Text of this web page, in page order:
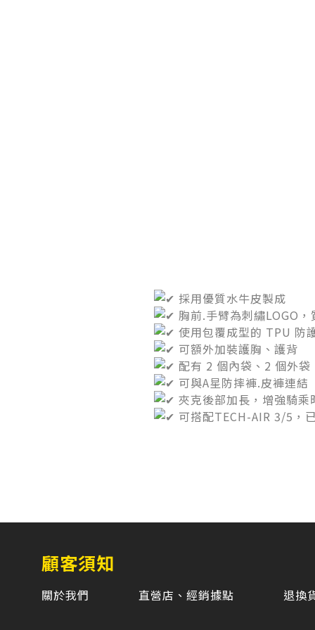
採用優質水牛皮製成
胸前.手臂為刺繡LOGO
使用包覆成型的 TPU 防
可額外加裝護胸、護背
配有 2 個內袋、2 個外袋
可與A星防摔褲.皮褲連結
夾克後部加長，增強騎乘
可搭配TECH-AIR 3/5，
顧客須知
關於我們 直營店、經銷據點 退換